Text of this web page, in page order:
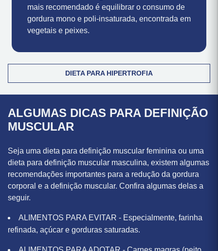
energia. Eles estão presentes em alimentos
como abacate e oleaginosas, sendo que o
mais recomendado é equilibrar o consumo de
vegetais e peixes.
DIETA PARA HIPERTROFIA
Seja uma dieta para definição muscular feminina ou uma
dieta para definição muscular masculina, existem algumas
recomendações importantes para a redução da gordura
seguir.
ALGUMAS DICAS PARA DEFINIÇÃO
MUSCULAR